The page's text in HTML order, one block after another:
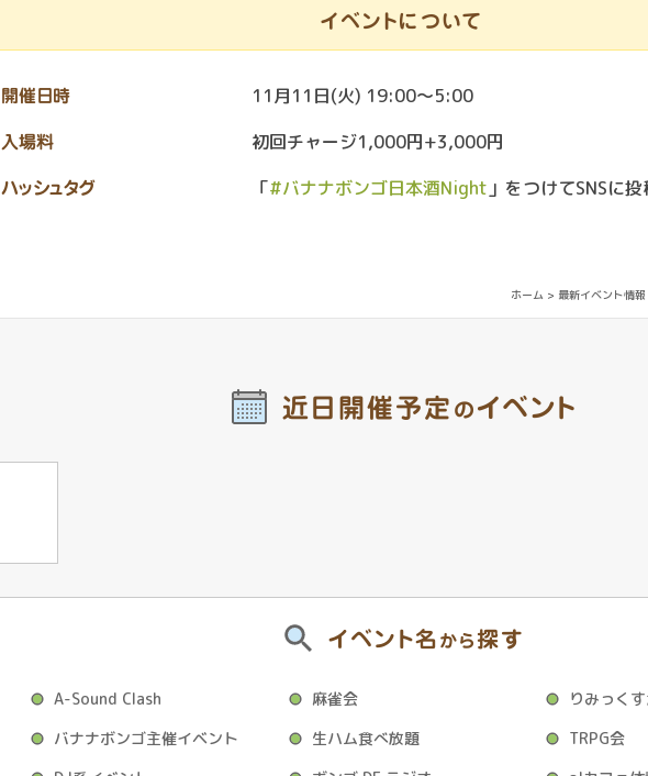
イベントについて
開催日時 11月11日(火) 19:00〜5:00
入場料 初回チャージ1,000円+3,000円
ハッシュタグ 「#バナナボンゴ日本酒Night」をつけてSNSに
ホーム > 最新イベント情報
近日開催予定 の イベント
イベント名 から探す
A-Sound Clash 麻雀会
りみっく
バナナボンゴ主催イベント 生ハム食べ放題
TRPG会